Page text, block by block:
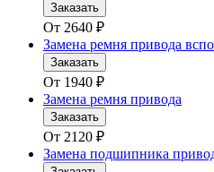
Заказать
От 2640 ₽
Замена ремня привода
Заказать
От 1940 ₽
Замена ремня привода
Заказать
От 2120 ₽
Замена подшипника